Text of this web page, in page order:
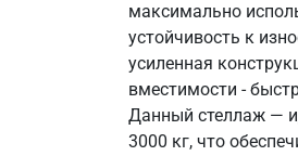
максимально
устойчивость к
усиленная
вместимости -
Данный стеллаж —
3000 кг, что